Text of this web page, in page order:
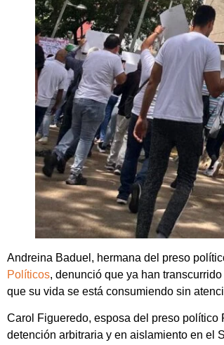
Andreina Baduel, hermana del preso
Políticos, denunció que ya han
que su vida se está consumiendo sin
Carol Figueredo, esposa del preso
detención arbitraria y en aislamiento en el